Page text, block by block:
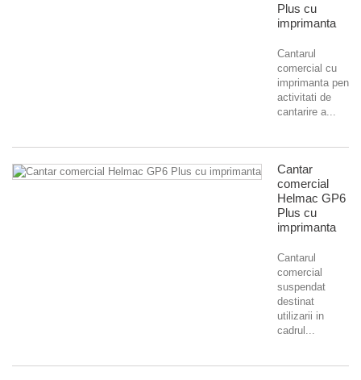
Plus cu
imprimanta
Cantarul
comercial cu
imprimanta pentru
activitati de
cantarire a...
Cantar
comercial
Helmac GP6
Plus cu
imprimanta
Cantarul
comercial
suspendat
destinat
utilizarii in
cadrul...